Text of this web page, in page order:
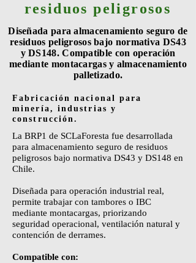
residuos peligrosos
Diseñada para almacenamiento seguro de
residuos peligrosos bajo normativa DS43
y DS148. Compatible con operación
mediante montacargas y almacenamiento
palletizado.
Fabricación nacional para
minería, industrias y
construcción.
La BRP1 de SCLaForesta fue desarrollada
para almacenamiento seguro de residuos
peligrosos bajo normativa DS43 y DS148 en
Chile.
Diseñada para operación industrial real,
permite trabajar con tambores o IBC
mediante montacargas, priorizando
seguridad operacional, ventilación natural y
contención de derrames.
Compatible con: